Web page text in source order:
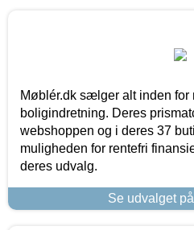
Møblér.dk sælger alt inden for
boligindretning. Deres
webshoppen og i deres 37
muligheden for rentefri
deres udvalg.
Se udvalget